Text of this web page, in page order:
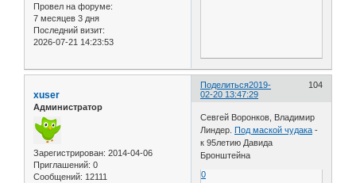
Провел на форуме:
7 месяцев 3 дня
Последний визит:
2026-07-21 14:23:53
Поделиться 104
2019-
02-20 13:47:29
xuser
Администратор
Зарегистрирован: 2014-04-06
Приглашений: 0
Сообщений: 12111
Севгей Воронков, Владимир
Линдер.Под маской чудака -
к 95летию Давида
Бронштейна
0